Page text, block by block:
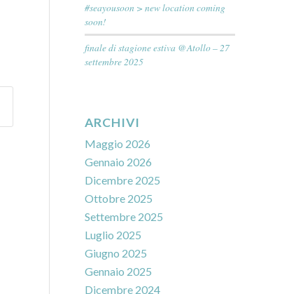
#seayousoon > new location coming
soon!
finale di stagione estiva @Atollo – 27
settembre 2025
ARCHIVI
Maggio 2026
Gennaio 2026
Dicembre 2025
Ottobre 2025
Settembre 2025
Luglio 2025
Giugno 2025
Gennaio 2025
Dicembre 2024